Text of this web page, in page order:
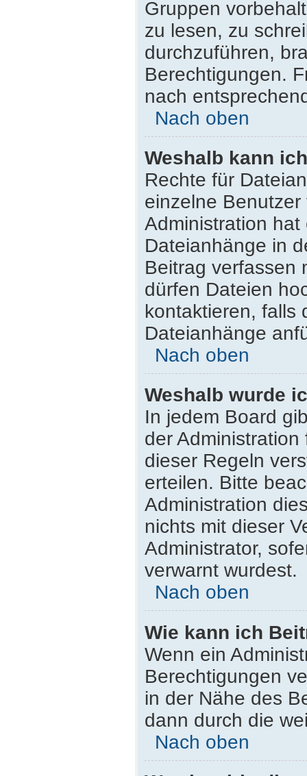
Gruppen
zu lesen, zu
durchzuführen,
Berechtigungen.
nach
Nach oben
Weshalb kann
Rechte für
einzelne
Administration
Dateianhänge in
Beitrag verfassen
dürfen Dateien
kontaktieren, falls
Dateianhänge
Nach oben
Weshalb wurde
In jedem Board
der
dieser Regeln
erteilen. Bitte
Administration
nichts mit dieser
Administrator,
verwarnt wurdest.
Nach oben
Wie kann ich
Wenn ein
Berechtigungen
in der Nähe des
dann durch die
Nach oben